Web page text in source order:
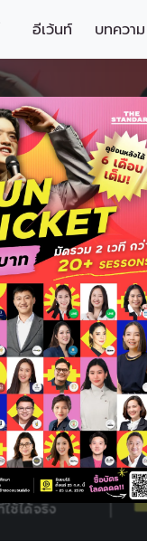
อีเว้นท์ บทความ